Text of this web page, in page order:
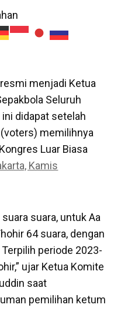
menjadi Ketua
Seluruh
didapat setelah
memilihnya
Luar Biasa
Kamis
suara, untuk Aa
64 suara, dengan
periode 2023-
ujar Ketua Komite
saat
pemilihan ketum